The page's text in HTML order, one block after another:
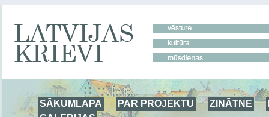
SĀKUMLAPA PAR PROJEKTU ZINĀTNE